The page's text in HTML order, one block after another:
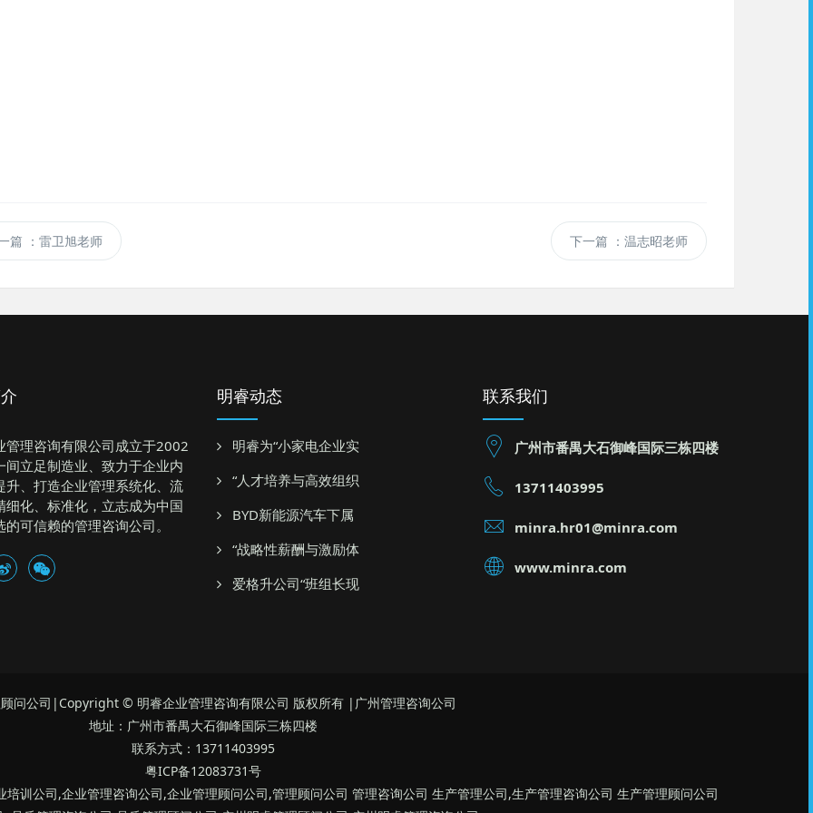
篇 ：雷卫旭老师 下一篇 ：温志昭老师
管理咨询有限公司成立于2002
间立足制造业、致力于企业内
升、打造企业管理系统化、流
细化、标准化，立志成为中国
可信赖的管理咨询公司。
明睿动态
明睿为“小家电企业实
“人才培养与高效组织
BYD新能源汽车下属
“战略性薪酬与激励体
爱格升公司“班组长现
联系我们
广州市番禺大石御峰国际三栋四楼
13711403995
minra.hr01@minra.com
www.minra.com
问公司|Copyright © 明睿企业管理咨询有限公司 版权所有 |广州管理咨询公司
地址：广州市番禺大石御峰国际三栋四楼
联系方式：13711403995
粤ICP备12083731号
训公司,企业管理咨询公司,企业管理顾问公司,管理顾问公司 管理咨询公司 生产管理公司,生产管理咨询公司 生产管理顾问公司